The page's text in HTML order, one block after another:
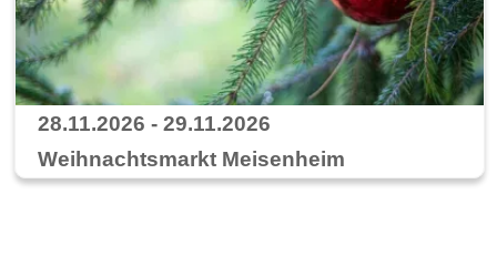
28.11.2026 - 29.11.2026
Weihnachtsmarkt Meisenheim